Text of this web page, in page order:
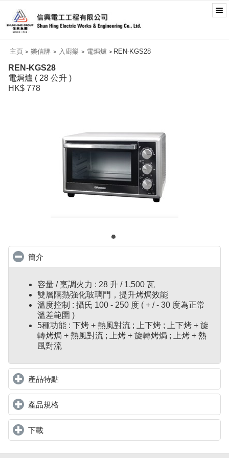
主頁 > 樂信牌 > 入廚樂 > 電焗爐 > REN-KGS28
REN-KGS28
電焗爐 ( 28 公升 )
HK$ 778
簡介
容量 / 烹調火力 : 28 升 / 1,500 瓦
雙層隔熱強化玻璃門，提升烤焗效能
溫度控制 : 攝氏 100 - 250 度 ( + / - 30 度為正常
溫差範圍 )
5種功能 : 下烤 + 熱風對流 ; 上下烤 ; 上下烤 + 旋
轉烤焗 + 熱風對流 ; 上烤 + 旋轉烤焗 ; 上烤 + 熱
風對流
產品特點click to expand contents
產品規格
下載click to expand contents